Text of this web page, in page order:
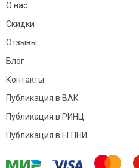
О нас
Скидки
Отзывы
Блог
Контакты
Публикация в ВАК
Публикация в РИНЦ
Публикация в ЕГПНИ